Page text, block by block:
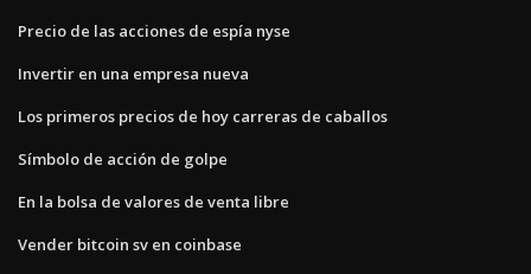
Precio de las acciones de espía nyse
Invertir en una empresa nueva
Los primeros precios de hoy carreras de caballos
Símbolo de acción de golpe
En la bolsa de valores de venta libre
Vender bitcoin sv en coinbase